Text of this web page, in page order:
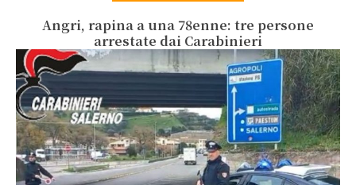
Angri, rapina a una 78enne: tre persone
arrestate dai Carabinieri